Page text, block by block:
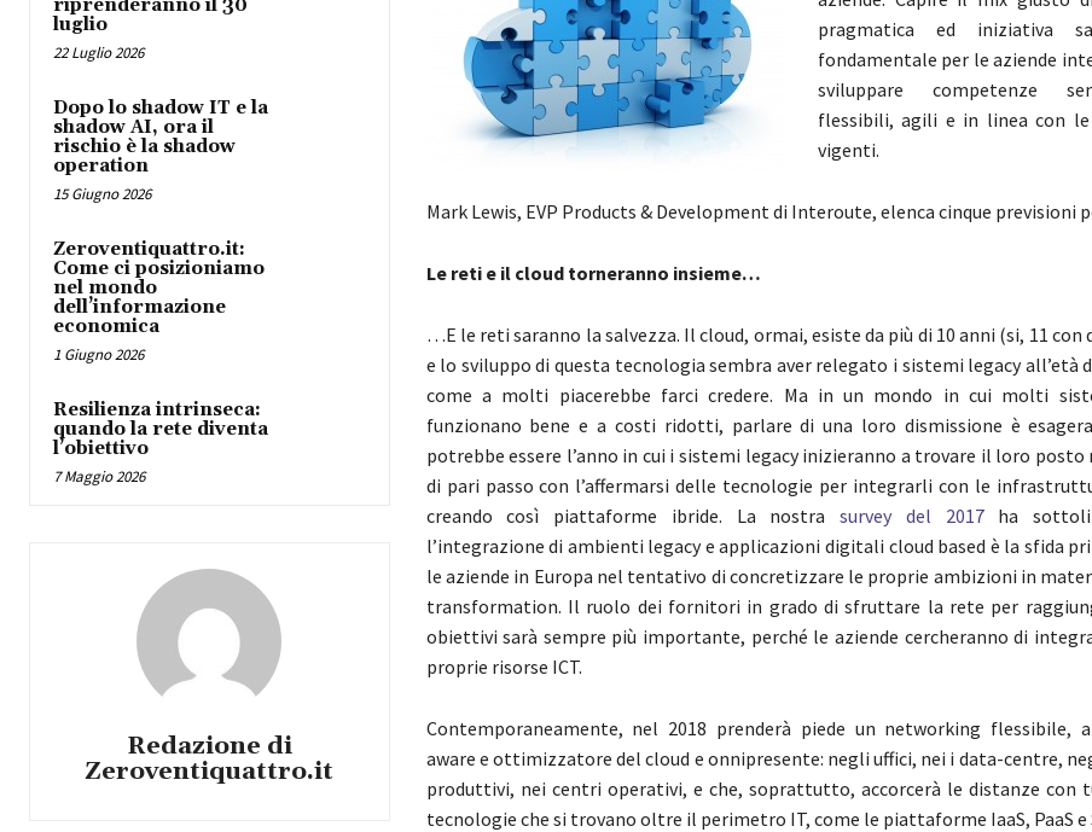
riprenderanno il 30
luglio
22 Luglio 2026
Dopo lo shadow IT e la
shadow AI, ora il
rischio è la shadow
operation
15 Giugno 2026
Zeroventiquattro.it:
Come ci posizioniamo
nel mondo
dell’informazione
economica
1 Giugno 2026
Resilienza intrinseca:
quando la rete diventa
l’obiettivo
7 Maggio 2026
Redazione di
Zeroventiquattro.it
pragmatica ed iniziativa
fondamentale per le aziende
sviluppare competenze
flessibili, agili e in linea con
vigenti.
Mark Lewis, EVP Products & Development di Interoute, elenca cinque previsioni
Le reti e il cloud torneranno insieme…
…E le reti saranno la salvezza. Il cloud, ormai, esiste da più di 10 anni (si, 11 con
e lo sviluppo di questa tecnologia sembra aver relegato i sistemi legacy all’età
come a molti piacerebbe farci credere. Ma in un mondo in cui molti
funzionano bene e a costi ridotti, parlare di una loro dismissione è
potrebbe essere l’anno in cui i sistemi legacy inizieranno a trovare il loro posto
di pari passo con l’affermarsi delle tecnologie per integrarli con le
creando così piattaforme ibride. La nostrasurvey del 2017ha
l’integrazione di ambienti legacy e applicazioni digitali cloud based è la sfida
le aziende in Europa nel tentativo di concretizzare le proprie ambizioni in
transformation. Il ruolo dei fornitori in grado di sfruttare la rete per
obiettivi sarà sempre più importante, perché le aziende cercheranno di
proprie risorse ICT.
Contemporaneamente, nel 2018 prenderà piede un networking flessibile,
aware e ottimizzatore del cloud e onnipresente: negli uffici, nei i data-centre,
produttivi, nei centri operativi, e che, soprattutto, accorcerà le distanze con
tecnologie che si trovano oltre il perimetro IT, come le piattaforme IaaS, PaaS e